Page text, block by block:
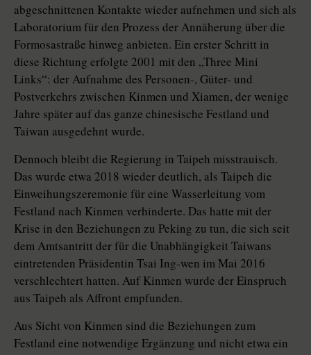
abgeschnittenen Kontakte wieder aufnehmen und sich als
Laboratorium für den Prozess der Annäherung über die
Formosastraße hinweg anbieten. Ein erster Schritt in
diese Richtung erfolgte 2001 mit den „Three Mini
Links“: der Aufnahme des Personen-, Güter- und
Postverkehrs zwischen Kinmen und Xiamen, der wenige
Jahre später auf das ganze chinesische Festland und
Taiwan ausgedehnt wurde.
Dennoch bleibt die Regierung in Taipeh misstrauisch.
Das wurde etwa 2018 wieder deutlich, als Taipeh die
Einweihungszeremonie für eine Wasserleitung vom
Festland nach Kinmen verhinderte. Das hatte mit der
Krise in den Beziehungen zu Peking zu tun, die sich seit
dem Amtsantritt der für die Unabhängigkeit Taiwans
eintretenden Präsidentin Tsai Ing-wen im Mai 2016
verschlechtert hatten. Auf Kinmen wurde der Einspruch
aus Taipeh als Affront empfunden.
Aus Sicht von Kinmen sind die Beziehungen zum
Festland eine notwendige Ergänzung und nicht etwa ein